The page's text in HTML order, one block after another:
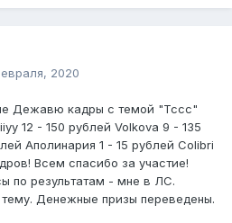
2020
Дежавю кадры с темой "Тссс"
12 - 150 рублей Volkova 9 - 135
Аполинария 1 - 15 рублей Colibri
Всем спасибо за участие!
по результатам - мне в ЛС.
Денежные призы переведены.